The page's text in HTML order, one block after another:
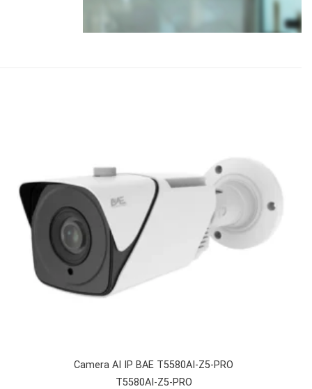
Camera AI IP BAE T5580AI-Z5-PRO
T5580AI-Z5-PRO